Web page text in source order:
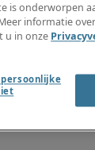
is onderworpen
informatie
u in onze